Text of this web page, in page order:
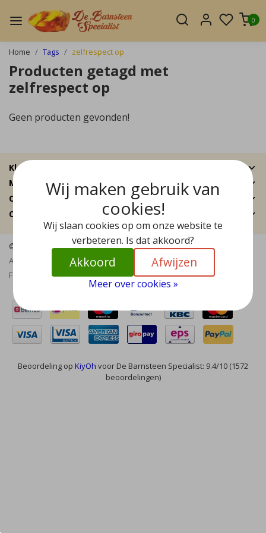
0
Home Tags zelfrespect op
Producten getagd met
zelfrespect op
Geen producten gevonden!
Klantenservice
Mijn account
Categorieën
Contactgegevens
© Copyright 2026 - De Barnsteen Specialist | RealisatieInStijl Media
Algemene voorwaarden|Disclaimer Privacy Policy|
Feed
Beoordeling op KiyOh voor De Barnsteen Specialist: 9.4/10 (1572
beoordelingen)
Wij maken gebruik van
cookies!
Wij slaan cookies op om onze website te
verbeteren. Is dat akkoord?
Akkoord Afwijzen
Meer over cookies »